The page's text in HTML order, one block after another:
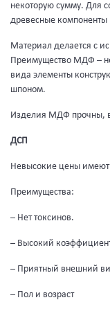
некоторую сумму. Для
древесные
Материал делается с
Преимущество МДФ –
вида элементы
шпоном.
Изделия МДФ прочны,
ДСП
Невысокие цены
Преимущества:
– Нет токсинов.
– Высокий
– Приятный внешний
– Пол и возраст